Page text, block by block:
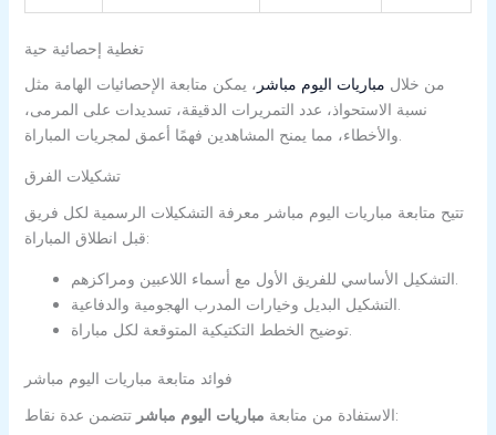
تغطية إحصائية حية
من خلال مباريات اليوم مباشر ، يمكن متابعة الإحصائيات الهامة مثل
نسبة الاستحواذ، عدد التمريرات الدقيقة، تسديدات على المرمى،
والأخطاء، مما يمنح المشاهدين فهمًا أعمق لمجريات المباراة.
تشكيلات الفرق
تتيح متابعة مباريات اليوم مباشر معرفة التشكيلات الرسمية لكل فريق
قبل انطلاق المباراة:
التشكيل الأساسي للفريق الأول مع أسماء اللاعبين ومراكزهم.
التشكيل البديل وخيارات المدرب الهجومية والدفاعية.
توضيح الخطط التكتيكية المتوقعة لكل مباراة.
فوائد متابعة مباريات اليوم مباشر
الاستفادة من متابعة مباريات اليوم مباشر تتضمن عدة نقاط: